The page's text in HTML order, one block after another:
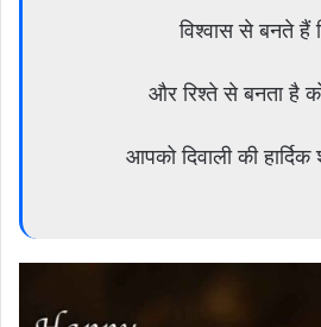
विश्वास से बनते हैं
और रिश्ते से बनता है
आपको दिवाली की